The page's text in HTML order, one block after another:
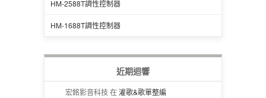
HM-2588T調性控制器
HM-1688T調性控制器
近期迴響
宏銘影音科技 在灌歌&歌單整編